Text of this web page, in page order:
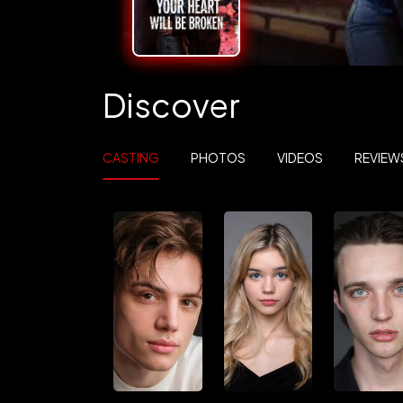
Discover
CASTING PHOTOS VIDEOS